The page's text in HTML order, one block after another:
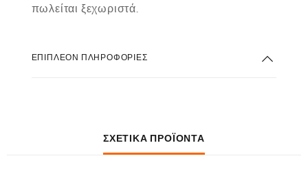
πωλείται ξεχωριστά.
ΕΠΙΠΛΈΟΝ ΠΛΗΡΟΦΟΡΊΕΣ
ΣΧΕΤΙΚΆ ΠΡΟΪΌΝΤΑ